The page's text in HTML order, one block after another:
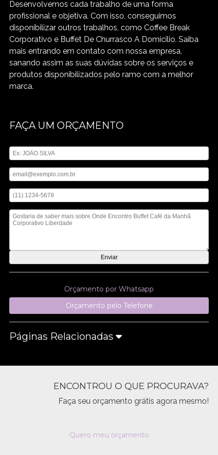
Desenvolvemos cada trabalho de uma forma
profissional e objetiva. Com isso, conseguimos
disponibilizar outros trabalhos, como Coffee Break
Corporativo e Buffet De Churrasco A Domicilio. Saiba
mais entrando em contato com nossa empresa,
sanando assim as suas dúvidas sobre os serviços e
produtos disponibilizados pelo ramo com a melhor
marca.
FAÇA UM ORÇAMENTO
Orçamento por Whatsapp
Orçamento pelo Telefone
Páginas Relacionadas
ENCONTROU O QUE PROCURAVA?
Faça seu orçamento grátis agora mesmo!
Quero meu orçamento